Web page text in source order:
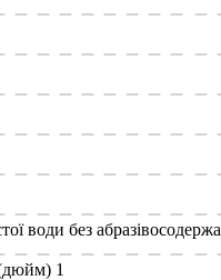
води без
1